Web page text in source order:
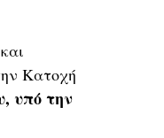
Κατοχή
υπό την